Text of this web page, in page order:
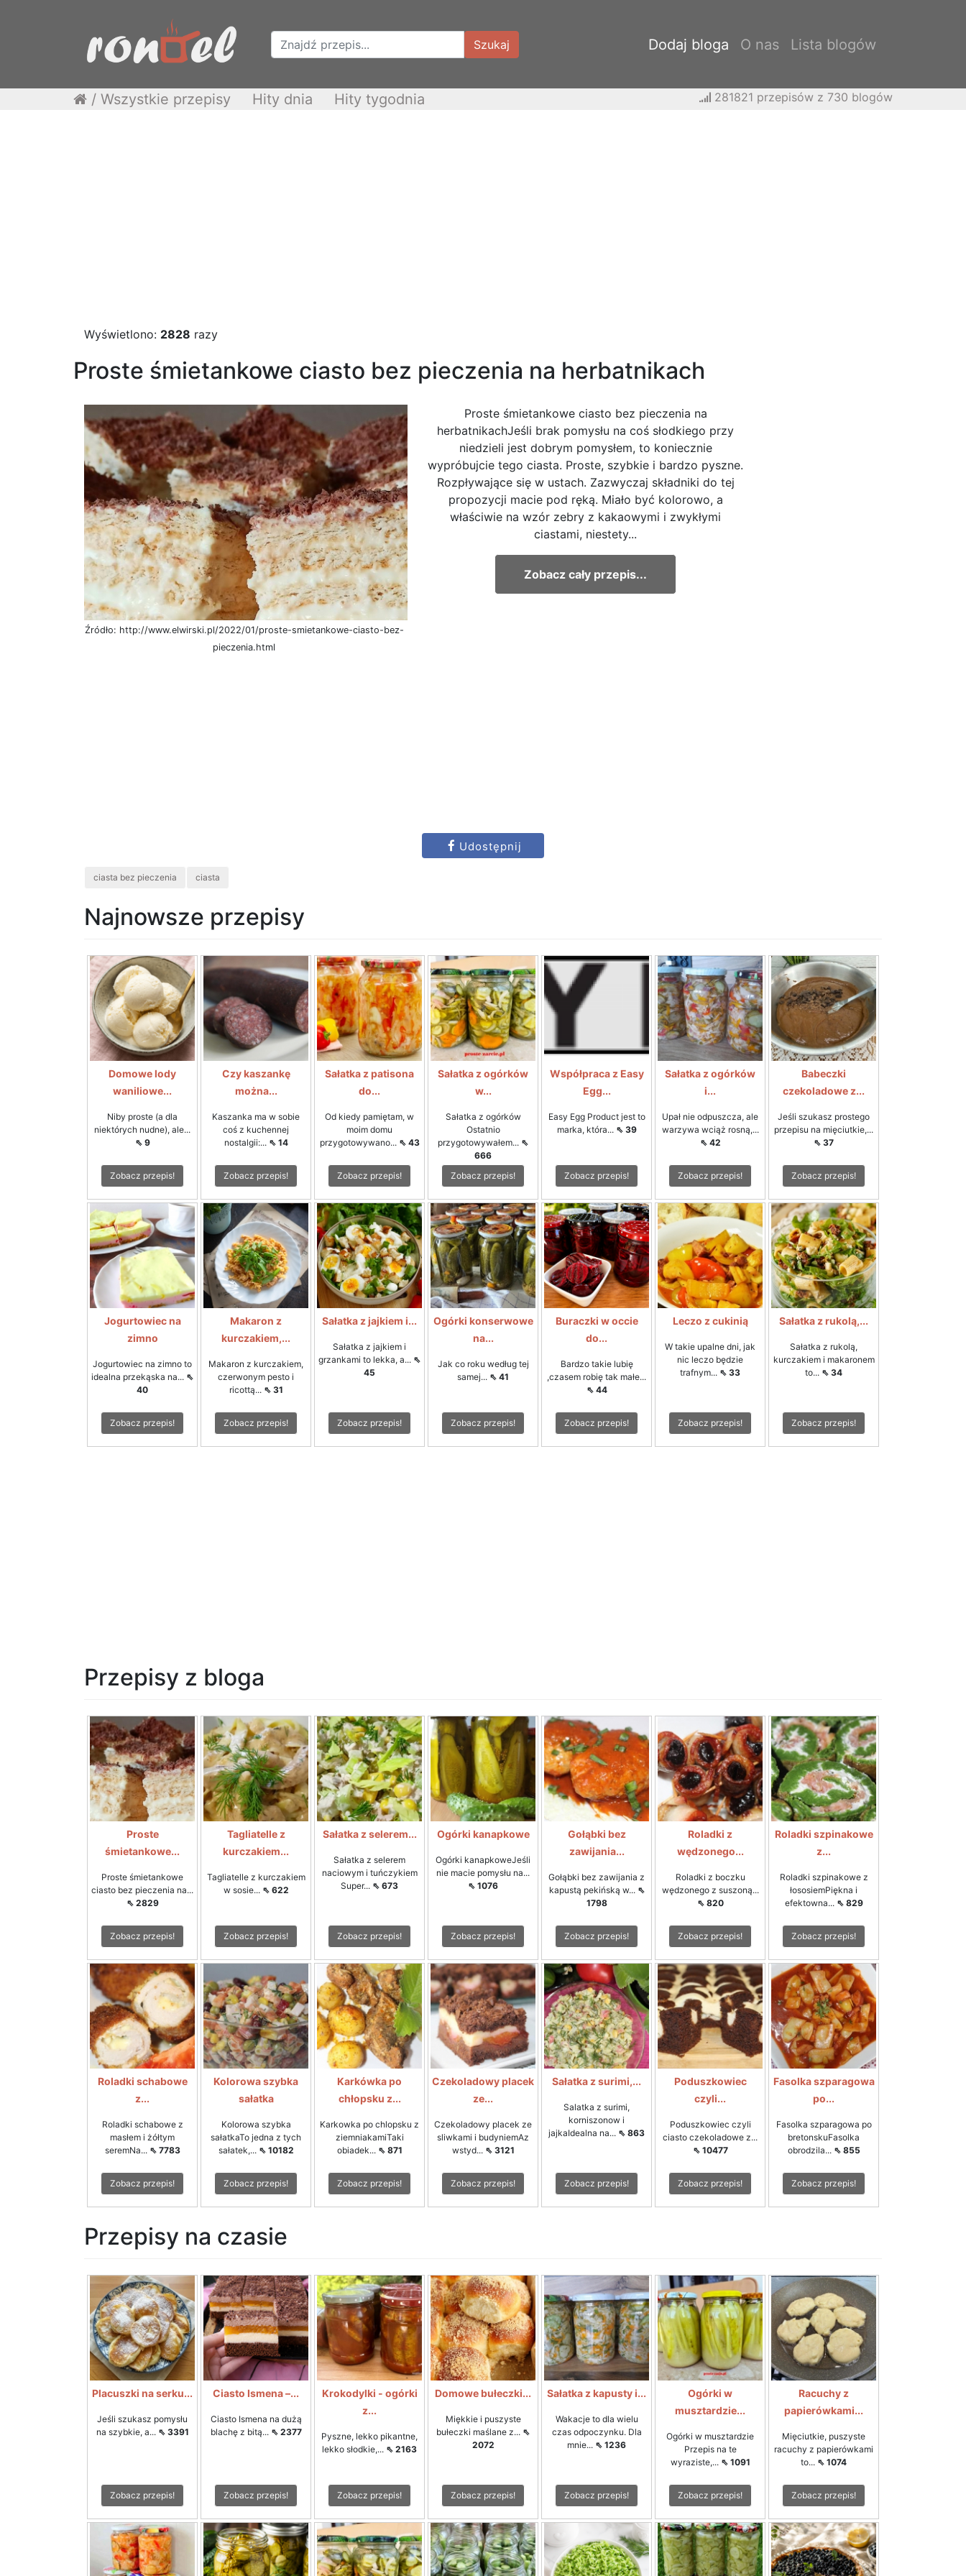
Szukaj Dodaj bloga O nas Lista blogów
/ Wszystkie przepisy Hity dnia Hity tygodnia 281821 przepisów z 730 blogów
Wyświetlono: 2828 razy
Proste śmietankowe ciasto bez pieczenia na herbatnikach
Źródło: http://www.elwirski.pl/2022/01/proste-smietankowe-ciasto-bez-
pieczenia.html
Proste śmietankowe ciasto bez pieczenia na
herbatnikachJeśli brak pomysłu na coś słodkiego przy
niedzieli jest dobrym pomysłem, to koniecznie
wypróbujcie tego ciasta. Proste, szybkie i bardzo pyszne.
Rozpływające się w ustach. Zazwyczaj składniki do tej
propozycji macie pod ręką. Miało być kolorowo, a
właściwie na wzór zebry z kakaowymi i zwykłymi
ciastami, niestety...
Zobacz cały przepis...
Udostępnij
ciasta bez pieczenia ciasta
Najnowsze przepisy
Domowe lody
waniliowe...
Niby proste (a dla
niektórych nudne), ale...
⇖ 9
Zobacz przepis!
Czy kaszankę
można...
Kaszanka ma w sobie
coś z kuchennej
nostalgii:... ⇖ 14
Zobacz przepis!
Sałatka z patisona
do...
Od kiedy pamiętam, w
moim domu
przygotowywano... ⇖ 43
Zobacz przepis!
Sałatka z ogórków
w...
Sałatka z ogórków
Ostatnio
przygotowywałem... ⇖
666
Zobacz przepis!
Współpraca z Easy
Egg...
Easy Egg Product jest to
marka, która... ⇖ 39
Zobacz przepis!
Sałatka z ogórków
i...
Upał nie odpuszcza, ale
warzywa wciąż rosną,...
⇖ 42
Zobacz przepis!
Babeczki
czekoladowe z...
Jeśli szukasz prostego
przepisu na mięciutkie,...
⇖ 37
Zobacz przepis!
Jogurtowiec na
zimno
Jogurtowiec na zimno to
idealna przekąska na... ⇖
40
Zobacz przepis!
Makaron z
kurczakiem,...
Makaron z kurczakiem,
czerwonym pesto i
ricottą... ⇖ 31
Zobacz przepis!
Sałatka z jajkiem i...
Sałatka z jajkiem i
grzankami to lekka, a... ⇖
45
Zobacz przepis!
Ogórki konserwowe
na...
Jak co roku według tej
samej... ⇖ 41
Zobacz przepis!
Buraczki w occie
do...
Bardzo takie lubię
,czasem robię tak małe...
⇖ 44
Zobacz przepis!
Leczo z cukinią
W takie upalne dni, jak
nic leczo będzie
trafnym... ⇖ 33
Zobacz przepis!
Sałatka z rukolą,...
Sałatka z rukolą,
kurczakiem i makaronem
to... ⇖ 34
Zobacz przepis!
Przepisy z bloga
Proste
śmietankowe...
Proste śmietankowe
ciasto bez pieczenia na...
⇖ 2829
Zobacz przepis!
Tagliatelle z
kurczakiem...
Tagliatelle z kurczakiem
w sosie... ⇖ 622
Zobacz przepis!
Sałatka z selerem...
Sałatka z selerem
naciowym i tuńczykiem
Super... ⇖ 673
Zobacz przepis!
Ogórki kanapkowe
Ogórki kanapkoweJeśli
nie macie pomysłu na...
⇖ 1076
Zobacz przepis!
Gołąbki bez
zawijania...
Gołąbki bez zawijania z
kapustą pekińską w... ⇖
1798
Zobacz przepis!
Roladki z
wędzonego...
Roladki z boczku
wędzonego z suszoną...
⇖ 820
Zobacz przepis!
Roladki szpinakowe
z...
Roladki szpinakowe z
łososiemPiękna i
efektowna... ⇖ 829
Zobacz przepis!
Roladki schabowe
z...
Roladki schabowe z
masłem i żółtym
seremNa... ⇖ 7783
Zobacz przepis!
Kolorowa szybka
sałatka
Kolorowa szybka
sałatkaTo jedna z tych
sałatek,... ⇖ 10182
Zobacz przepis!
Karkówka po
chłopsku z...
Karkowka po chlopsku z
ziemniakamiTaki
obiadek... ⇖ 871
Zobacz przepis!
Czekoladowy placek
ze...
Czekoladowy placek ze
sliwkami i budyniemAz
wstyd... ⇖ 3121
Zobacz przepis!
Sałatka z surimi,...
Salatka z surimi,
korniszonow i
jajkaIdealna na... ⇖ 863
Zobacz przepis!
Poduszkowiec
czyli...
Poduszkowiec czyli
ciasto czekoladowe z...
⇖ 10477
Zobacz przepis!
Fasolka szparagowa
po...
Fasolka szparagowa po
bretonskuFasolka
obrodzila... ⇖ 855
Zobacz przepis!
Przepisy na czasie
Placuszki na serku...
Jeśli szukasz pomysłu
na szybkie, a... ⇖ 3391
Zobacz przepis!
Ciasto Ismena –...
Ciasto Ismena na dużą
blachę z bitą... ⇖ 2377
Zobacz przepis!
Krokodylki - ogórki
z...
Pyszne, lekko pikantne,
lekko słodkie,... ⇖ 2163
Zobacz przepis!
Domowe bułeczki...
Miękkie i puszyste
bułeczki maślane z... ⇖
2072
Zobacz przepis!
Sałatka z kapusty i...
Wakacje to dla wielu
czas odpoczynku. Dla
mnie... ⇖ 1236
Zobacz przepis!
Ogórki w
musztardzie...
Ogórki w musztardzie
Przepis na te
wyraziste,... ⇖ 1091
Zobacz przepis!
Racuchy z
papierówkami...
Mięciutkie, puszyste
racuchy z papierówkami
to... ⇖ 1074
Zobacz przepis!